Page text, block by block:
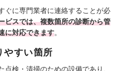
ぐに専門業者に連絡することが必
ビスでは、複数箇所の診断から管
に対応できます。
やすい箇所
検・清掃のための設備であり、